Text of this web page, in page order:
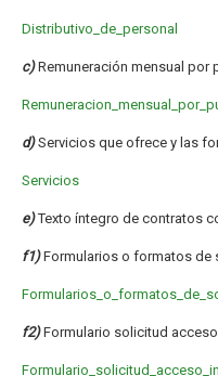
Distributivo_de_personal
c)Remuneración mensual por
d)Servicios que ofrece y las
Servicios
e)Texto íntegro de contratos
f1)Formularios o formatos de
f2)Formulario solicitud